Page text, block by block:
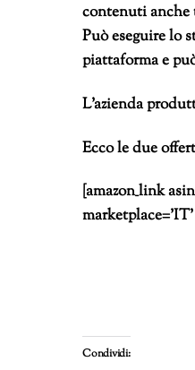
contenuti anche
Può eseguire lo
piattaforma e
L’azienda
Ecco le due
[amazon_link
Condividi: